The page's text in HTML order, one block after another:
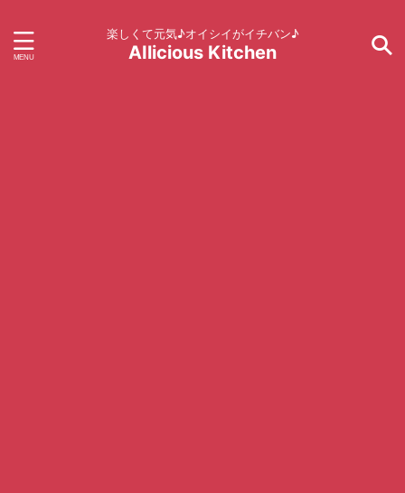
楽しくて元気♪オイシイがイチバン♪
AIlicious Kitchen